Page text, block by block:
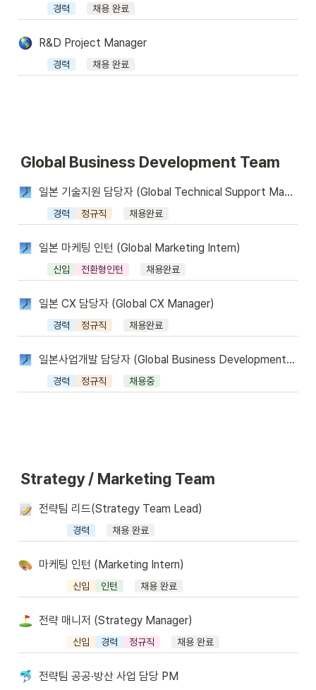
경력 채용 완료
R&D Project Manager
경력 채용 완료
Global Business Development Team
일본 기술지원 담당자 (Global Technical Support Manager)
경력 정규직 채용완료
일본 마케팅 인턴 (Global Marketing Intern)
신입 전환형인턴 채용완료
일본 CX 담당자 (Global CX Manager)
경력 정규직 채용완료
일본사업개발 담당자 (Global Business Development Manager)
경력 정규직 채용중
Strategy / Marketing Team
전략팀 리드(Strategy Team Lead)
경력 채용 완료
마케팅 인턴 (Marketing Intern)
신입 인턴 채용 완료
전략 매니저 (Strategy Manager)
신입 경력 정규직 채용 완료
전략팀 공공·방산 사업 담당 PM